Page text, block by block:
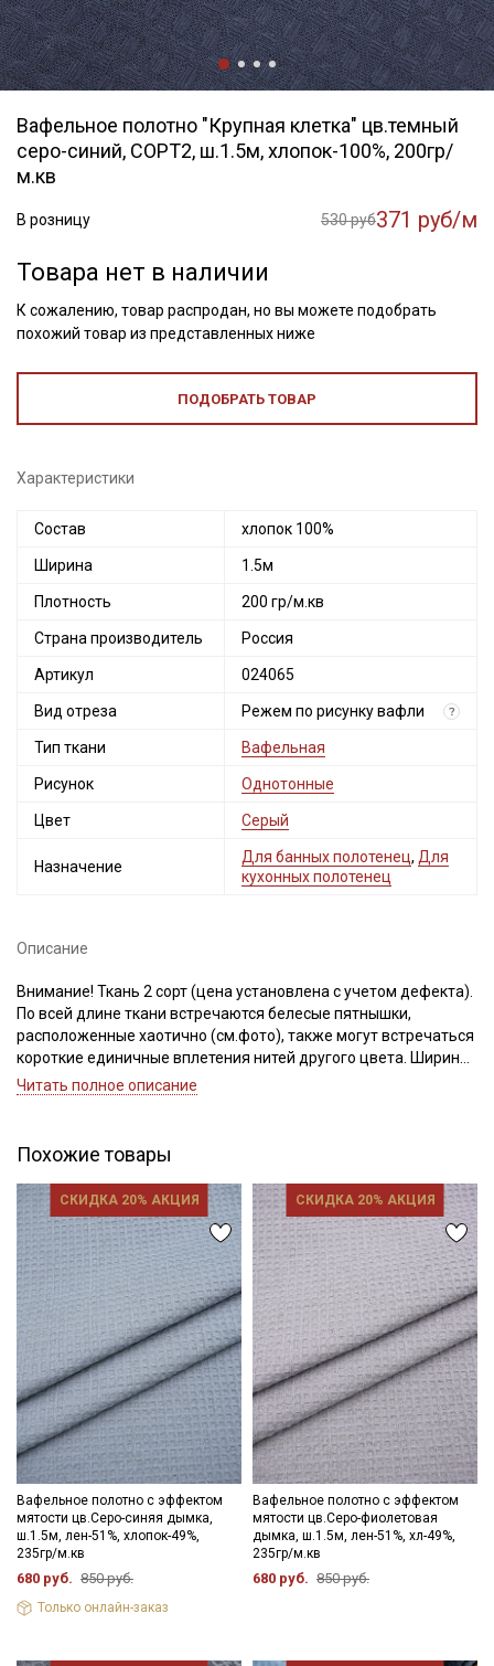
Вафельное полотно "Крупная клетка" цв.темный
серо-синий, СОРТ2, ш.1.5м, хлопок-100%, 200гр/
м.кв
В розницу 530 руб371 руб/м
Товара нет в наличии
К сожалению, товар распродан, но вы можете подобрать
похожий товар из представленных ниже
ПОДОБРАТЬ ТОВАР
Характеристики
Состав хлопок 100%
Ширина 1.5м
Плотность 200 гр/м.кв
Страна производитель Россия
Артикул 024065
Вид отреза Режем по рисунку вафли ?
Тип ткани Вафельная
Рисунок Однотонные
Цвет Серый
Назначение
Для банных полотенец, Для
кухонных полотенец
Описание
Внимание! Ткань 2 сорт (цена установлена с учетом дефекта).
По всей длине ткани встречаются белесые пятнышки,
расположенные хаотично (см.фото), также могут встречаться
короткие единичные вплетения нитей другого цвета. Ширина
ткани ±2см. Для данного вида ткани это браком и дефектом
стирки долевая с поперечной встанут на положенное место и
край будет ровный.
Просим учитывать это при заказе.
Ткань экологична, гипоаллергенная, воздухопроницаемая,
гигроскопичная, не накапливает статического электричества;
это хлопчатобумажное полотно, имеющее объемный
клеточный рисунок, который напоминает внешний вид
кондитерских вафель, низкая сминаемость; на ощупь мягкая;
полотно прочное и износостойкое; усадка до 5%.
Применение ткани: домашний текстиль. (полотенца и т.д.)
Рекомендации по уходу: максимальная температура стирки
до 40С; хорошо стирается ; противопоказано употребление
отбеливателей; гладить его легко, отпаривать не нужно;
сушить в подвешенном состоянии.
Цветопередача может отличаться от оригинального цвета
ткани в зависимости от настроек вашего монитора.
Читать полное описание
Похожие товары
СКИДКА 20% АКЦИЯ
Вафельное полотно с эффектом
мятости цв.Серо-синяя дымка,
ш.1.5м, лен-51%, хлопок-49%,
235гр/м.кв
680 руб. 850 руб.
Только онлайн-заказ
СКИДКА 20% АКЦИЯ
Вафельное полотно с эффектом
мятости цв.Серо-фиолетовая
дымка, ш.1.5м, лен-51%, хл-49%,
235гр/м.кв
680 руб. 850 руб.